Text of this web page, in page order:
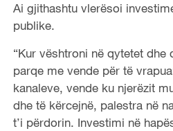
Ai gjithashtu vlerësoi
publike.
“Kur vështroni në qytetet dhe
parqe me vende për të
kanaleve, vende ku njerëzit
dhe të kërcejnë, palestra në
t’i përdorin. Investimi në